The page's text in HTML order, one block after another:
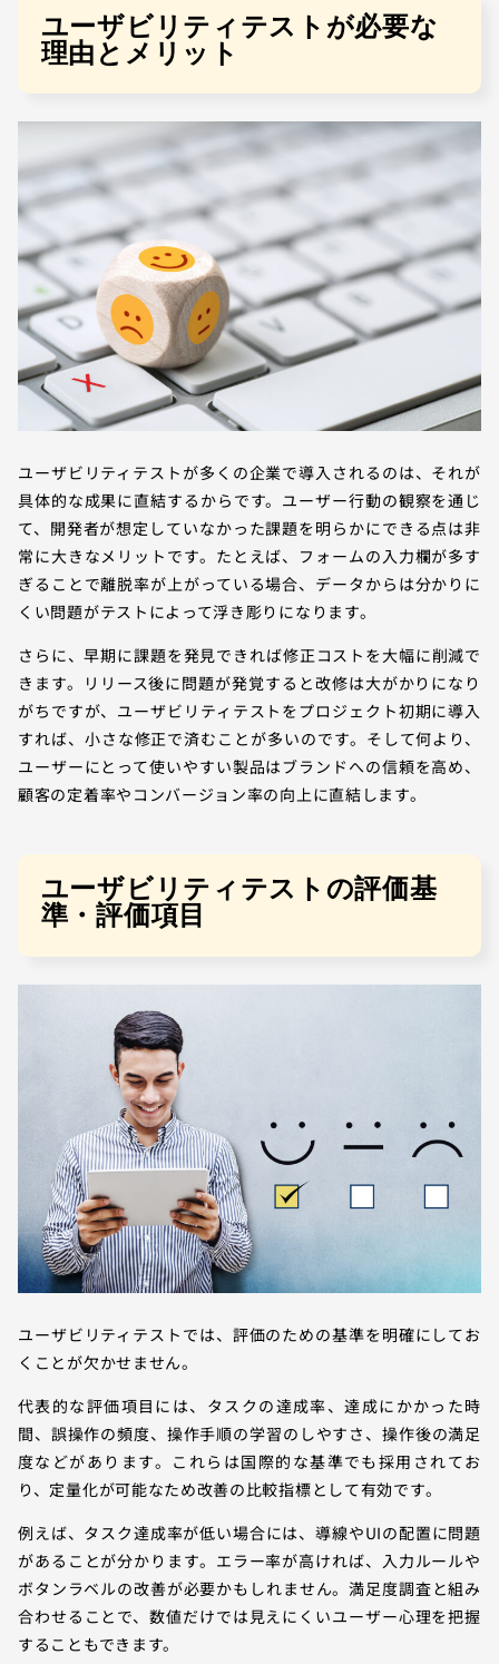
ユーザビリティテストが必要な
理由とメリット
ユーザビリティテストが多くの企業で導入されるのは、それが
具体的な成果に直結するからです。ユーザー行動の観察を通じ
て、開発者が想定していなかった課題を明らかにできる点は非
常に大きなメリットです。たとえば、フォームの入力欄が多す
ぎることで離脱率が上がっている場合、データからは分かりに
くい問題がテストによって浮き彫りになります。
さらに、早期に課題を発見できれば修正コストを大幅に削減で
きます。リリース後に問題が発覚すると改修は大がかりになり
がちですが、ユーザビリティテストをプロジェクト初期に導入
すれば、小さな修正で済むことが多いのです。そして何より、
ユーザーにとって使いやすい製品はブランドへの信頼を高め、
顧客の定着率やコンバージョン率の向上に直結します。
ユーザビリティテストの評価基
準・評価項目
ユーザビリティテストでは、評価のための基準を明確にしてお
くことが欠かせません。
代表的な評価項目には、タスクの達成率、達成にかかった時
間、誤操作の頻度、操作手順の学習のしやすさ、操作後の満足
度などがあります。これらは国際的な基準でも採用されてお
り、定量化が可能なため改善の比較指標として有効です。
例えば、タスク達成率が低い場合には、導線やUIの配置に問題
があることが分かります。エラー率が高ければ、入力ルールや
ボタンラベルの改善が必要かもしれません。満足度調査と組み
合わせることで、数値だけでは見えにくいユーザー心理を把握
することもできます。